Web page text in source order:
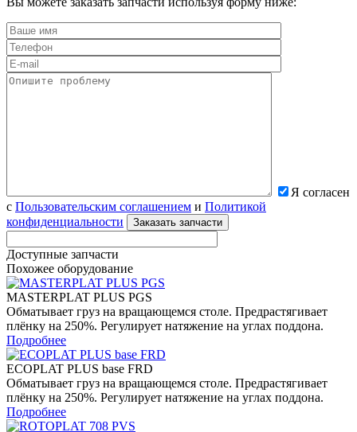
Я согласен
с Пользовательским соглашением и Политикой
конфиденциальности
Доступные запчасти
Похожее оборудование
MASTERPLAT PLUS PGS
Обматывает груз на вращающемся столе. Предрастягивает
плёнку на 250%. Регулирует натяжение на углах поддона.
Подробнее
ECOPLAT PLUS base FRD
Обматывает груз на вращающемся столе. Предрастягивает
плёнку на 250%. Регулирует натяжение на углах поддона.
Подробнее